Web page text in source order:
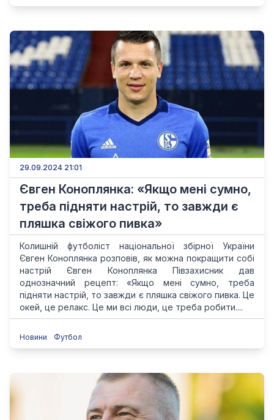
29.09.2024 21:01
Євген Коноплянка: «Якщо мені сумно,
треба підняти настрій, то завжди є
пляшка свіжого пивка»
Колишній футболіст національної збірної України
Євген Коноплянка розповів, як можна покращити собі
настрій Євген Коноплянка Півзахисник дав
однозначний рецепт: «Якщо мені сумно, треба
підняти настрій, то завжди є пляшка свіжого пивка. Це
окей, це релакс. Це ми всі люди, це треба робити....
Новини Футбол